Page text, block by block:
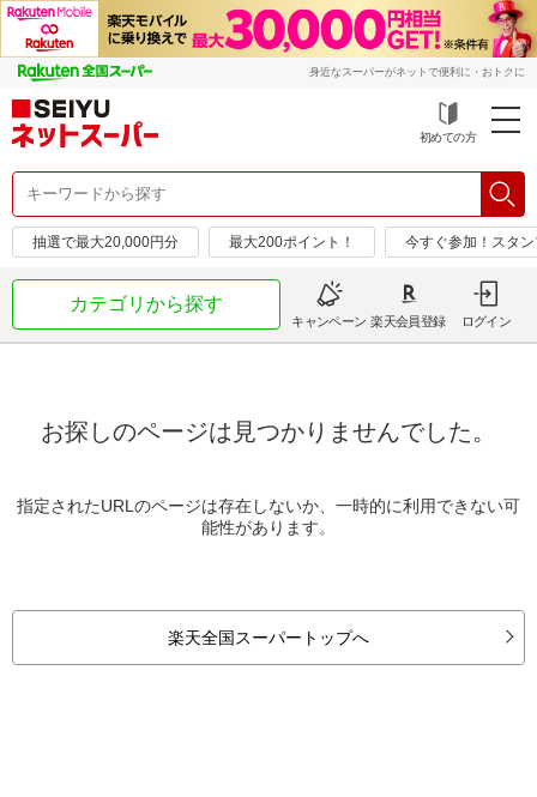
身近なスーパーがネットで便利に・おトクに
初めての方
抽選で最大20,000円分 最大200ポイント！ 今すぐ参加！スタ
カテゴリから探す
キャンペーン 楽天会員登録 ログイン
お探しのページは見つかりませんでした。
指定されたURLのページは存在しないか、一時的に利用できない可
能性があります。
楽天全国スーパートップへ